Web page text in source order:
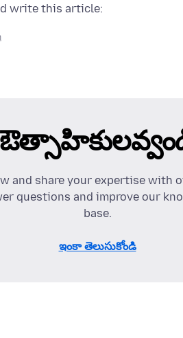
write this article:
and share your expertise with
questions and improve our
base.
ఇంకా తెలుసుకోండి